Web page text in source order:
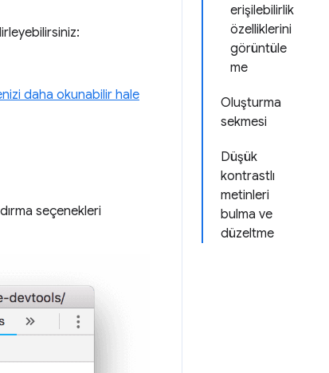
erişilebilirlik
özelliklerini
görüntüle
me
Oluşturma
sekmesi
Düşük
kontrastlı
metinleri
bulma ve
düzeltme
daha okunabilir hale
seçenekleri